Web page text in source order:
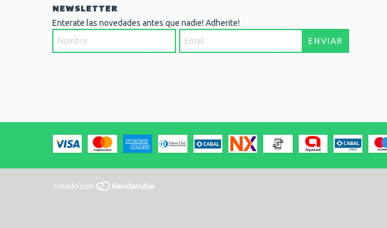
NEWSLETTER
Enterate las novedades antes que nadie! Adherite!